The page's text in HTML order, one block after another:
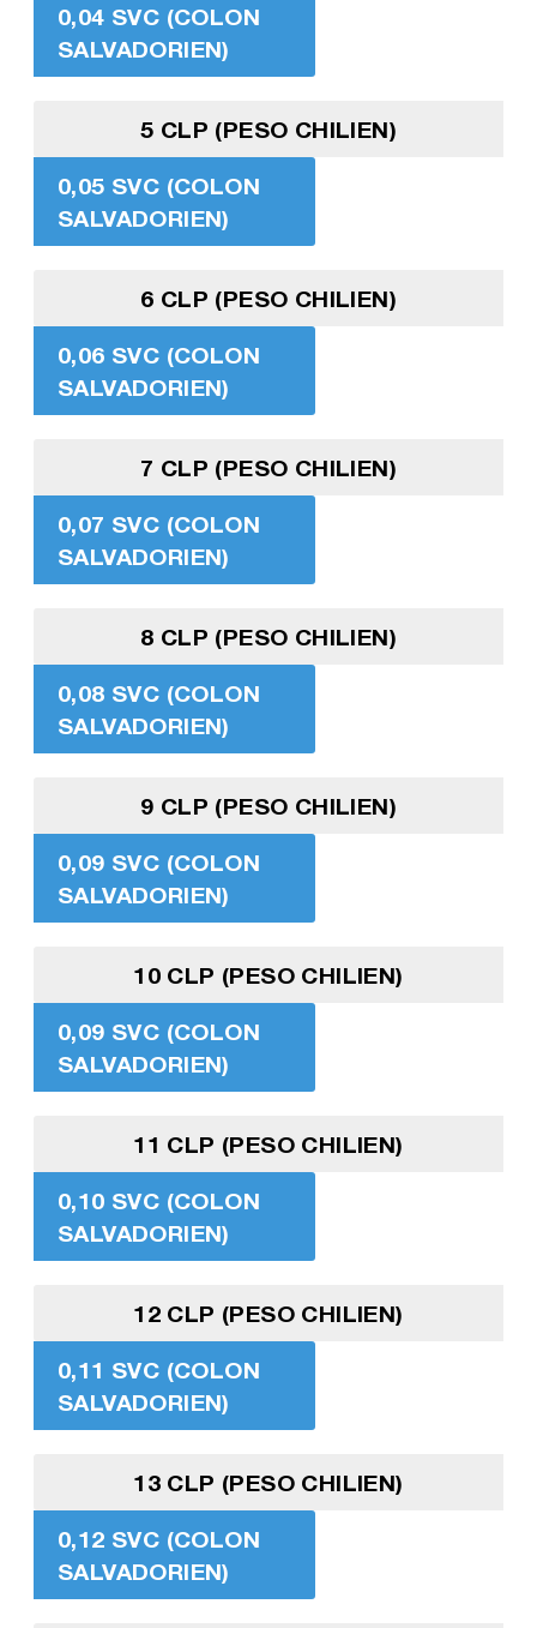
0,04 SVC (COLON
SALVADORIEN)
5 CLP (PESO CHILIEN)
0,05 SVC (COLON
SALVADORIEN)
6 CLP (PESO CHILIEN)
0,06 SVC (COLON
SALVADORIEN)
7 CLP (PESO CHILIEN)
0,07 SVC (COLON
SALVADORIEN)
8 CLP (PESO CHILIEN)
0,08 SVC (COLON
SALVADORIEN)
9 CLP (PESO CHILIEN)
0,09 SVC (COLON
SALVADORIEN)
10 CLP (PESO CHILIEN)
0,09 SVC (COLON
SALVADORIEN)
11 CLP (PESO CHILIEN)
0,10 SVC (COLON
SALVADORIEN)
12 CLP (PESO CHILIEN)
0,11 SVC (COLON
SALVADORIEN)
13 CLP (PESO CHILIEN)
0,12 SVC (COLON
SALVADORIEN)